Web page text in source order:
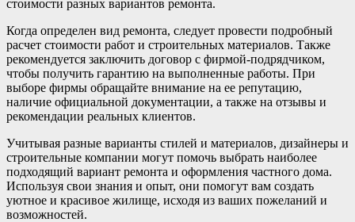
стоимости разных вариантов ремонта.
Когда определен вид ремонта, следует провести подробный
расчет стоимости работ и строительных материалов. Также
рекомендуется заключить договор с фирмой-подрядчиком,
чтобы получить гарантию на выполненные работы. При
выборе фирмы обращайте внимание на ее репутацию,
наличие официальной документации, а также на отзывы и
рекомендации реальных клиентов.
Учитывая разные варианты стилей и материалов, дизайнеры и
строительные компании могут помочь выбрать наиболее
подходящий вариант ремонта и оформления частного дома.
Используя свои знания и опыт, они помогут вам создать
уютное и красивое жилище, исходя из ваших пожеланий и
возможностей.